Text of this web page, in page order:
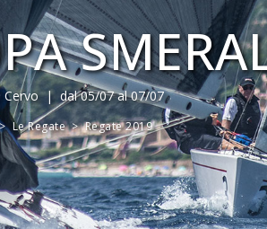
Cervo | dal 05/07 al 07/07
Le Regate>Regate 2019